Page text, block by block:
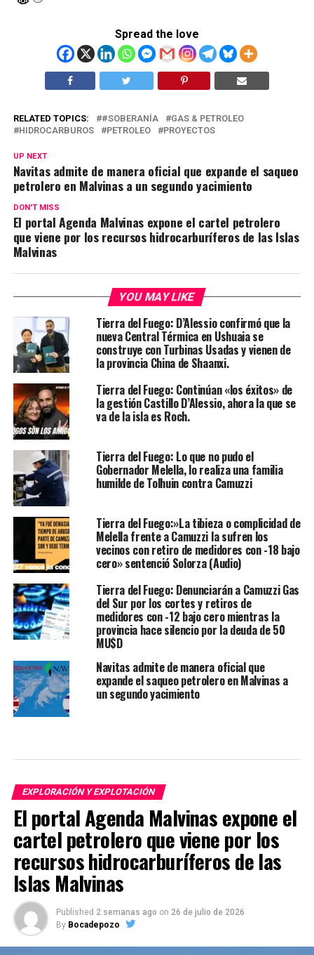
Spread the love
RELATED TOPICS: #SOBERANÍA
GAS & PETROLEO
HIDROCARBUROS
PETROLEO PROYECTOS
UP NEXT
Navitas admite de manera oficial que expande el saqueo
petrolero en Malvinas a un segundo yacimiento
DON'T MISS
El portal Agenda Malvinas expone el cartel petrolero
que viene por los recursos hidrocarburíferos de las Islas
Malvinas
YOU MAY LIKE
Tierra del Fuego: D’Alessio confirmó que la
nueva Central Térmica en Ushuaia se
construye con Turbinas Usadas y vienen de
la provincia China de Shaanxi.
Tierra del Fuego: Continúan «los éxitos» de
la gestión Castillo D’Alessio, ahora la que se
va de la isla es Roch.
Tierra del Fuego: Lo que no pudo el
Gobernador Melella, lo realiza una familia
humilde de Tolhuin contra Camuzzi
Tierra del Fuego:»La tibieza o complicidad de
Melella frente a Camuzzi la sufren los
vecinos con retiro de medidores con -18 bajo
cero» sentenció Solorza (Audio)
Tierra del Fuego: Denunciarán a Camuzzi Gas
del Sur por los cortes y retiros de
medidores con -12 bajo cero mientras la
provincia hace silencio por la deuda de 50
MU$D
Navitas admite de manera oficial que
expande el saqueo petrolero en Malvinas a
un segundo yacimiento
EXPLORACIÓN Y EXPLOTACIÓN
El portal Agenda Malvinas expone el
cartel petrolero que viene por los
recursos hidrocarburíferos de las
Islas Malvinas
Published 2 semanas ago on 26 de julio de 2026
By Bocadepozo